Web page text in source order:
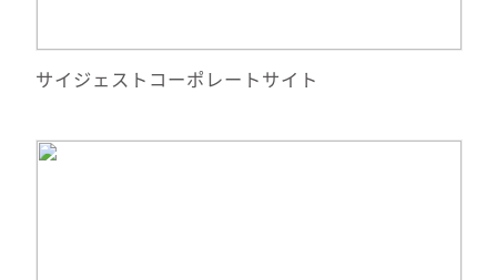
サイトへ移動
サイジェストコーポレートサイト
詳細情報